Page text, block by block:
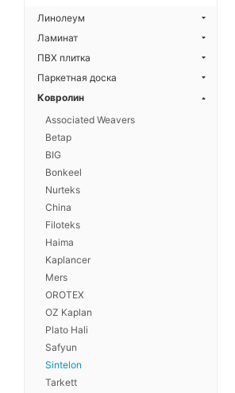
Линолеум
Ламинат
ПВХ плитка
Паркетная доска
Ковролин
Associated Weavers
Betap
BIG
Bonkeel
Nurteks
China
Filoteks
Haima
Kaplancer
Mers
OROTEX
OZ Kaplan
Plato Hali
Safyun
Sintelon
Tarkett